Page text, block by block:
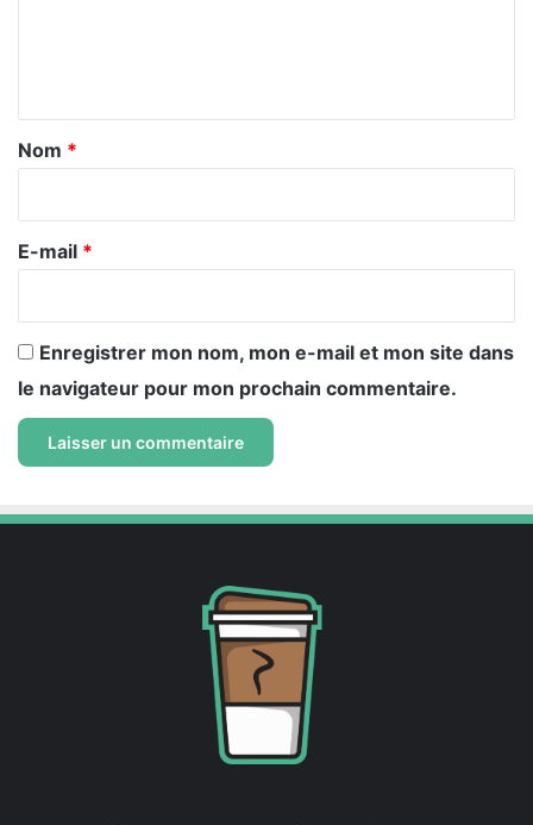
a
e
Nom *
E-mail *
Enregistrer mon nom, mon e-mail et mon site dans
le navigateur pour mon prochain commentaire.